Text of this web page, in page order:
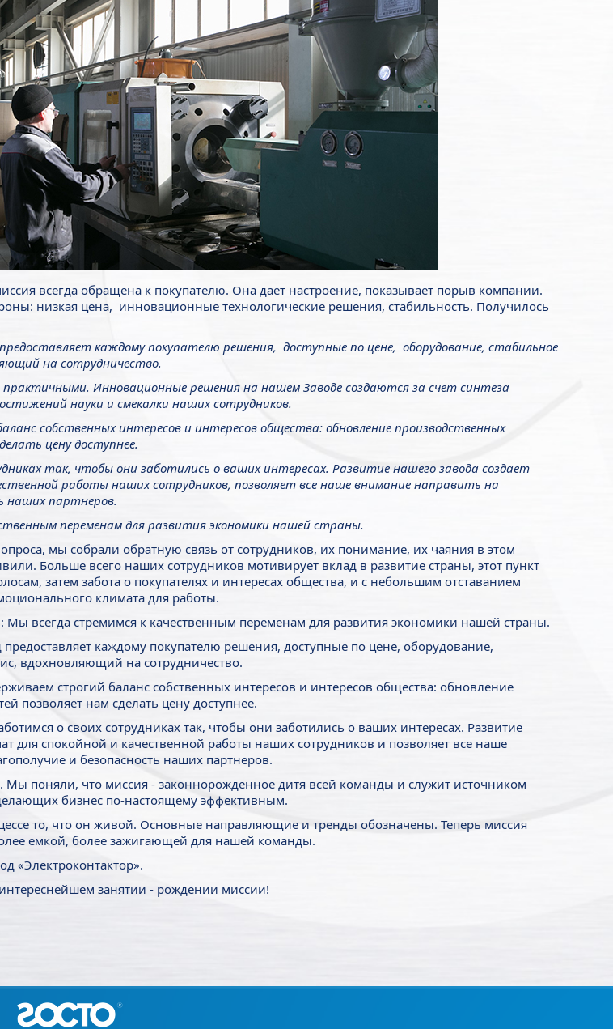
всегда обращена к покупателю. Она дает настроение, показывает порыв компании.
низкая цена, инновационные технологические решения, стабильность. Получилось
каждому покупателю решения, доступные по цене, оборудование, стабильное
на сотрудничество.
Инновационные решения на нашем Заводе создаются за счет синтеза
науки и смекалки наших сотрудников.
собственных интересов и интересов общества: обновление производственных
цену доступнее.
так, чтобы они заботились о ваших интересах. Развитие нашего завода создает
работы наших сотрудников, позволяет все наше внимание направить на
наших партнеров.
переменам для развития экономики нашей страны.
мы собрали обратную связь от сотрудников, их понимание, их чаяния в этом
Больше всего наших сотрудников мотивирует вклад в развитие страны, этот пункт
затем забота о покупателях и интересах общества, и с небольшим отставанием
климата для работы.
Мы всегда стремимся к качественным переменам для развития экономики нашей страны.
каждому покупателю решения, доступные по цене, оборудование,
вдохновляющий на сотрудничество.
строгий баланс собственных интересов и интересов общества: обновление
позволяет нам сделать цену доступнее.
о своих сотрудниках так, чтобы они заботились о ваших интересах. Развитие
для спокойной и качественной работы наших сотрудников и позволяет все наше
и безопасность наших партнеров.
Мы поняли, что миссия - законнорожденное дитя всей команды и служит источником
бизнес по-настоящему эффективным.
то, что он живой. Основные направляющие и тренды обозначены. Теперь миссия
емкой, более зажигающей для нашей команды.
«Электроконтактор».
занятии - рождении миссии!